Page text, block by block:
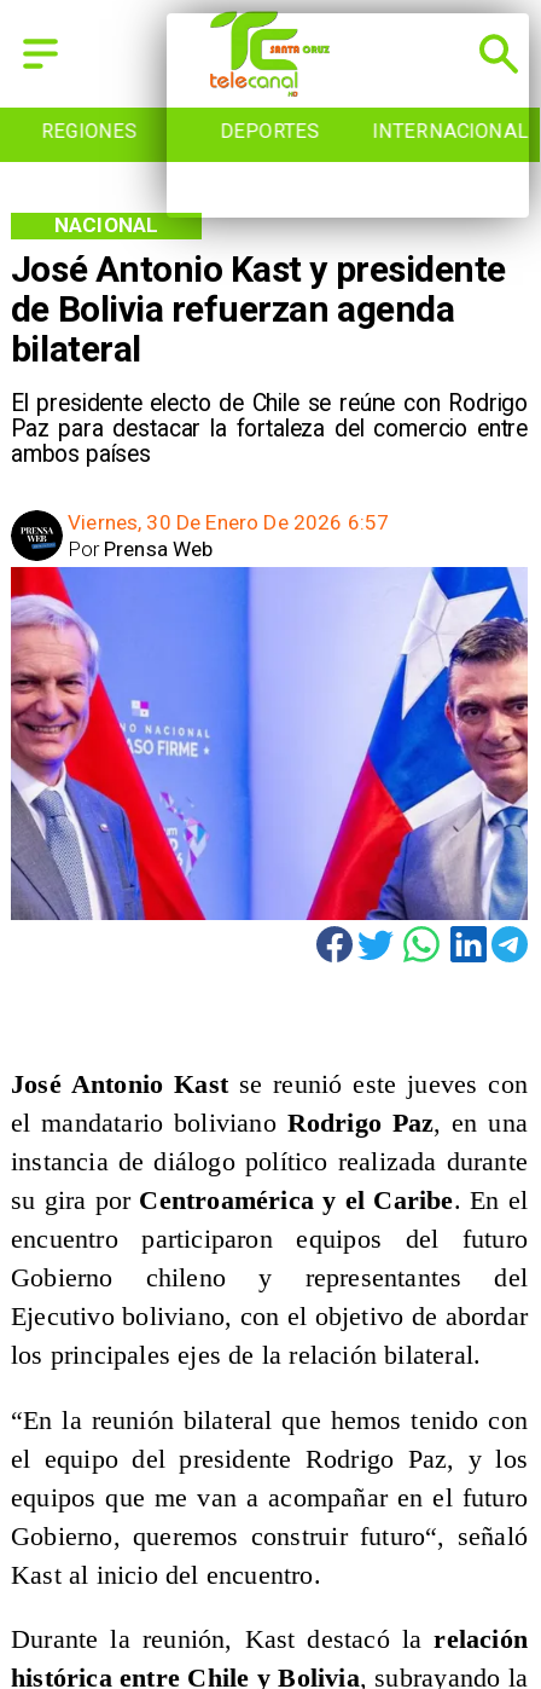
REGIONES DEPORTES INTERNACIONAL
José Antonio Kast y presidente
de Bolivia refuerzan agenda
bilateral
El presidente electo de Chile se reúne con Rodrigo
Paz para destacar la fortaleza del comercio entre
ambos países
NACIONAL
Viernes, 30 De Enero De 2026 6:57
Prensa Web
Por
José Antonio Kastse reunió este jueves con
el mandatario boliviano Rodrigo Paz, en una
instancia de diálogo político realizada durante
su gira por Centroamérica y el Caribe. En el
encuentro participaron equipos del futuro
Gobierno chileno y representantes del
Ejecutivo boliviano, con el objetivo de abordar
los principales ejes de la relación bilateral.
“En la reunión bilateral que hemos tenido con
el equipo del presidente Rodrigo Paz, y los
equipos que me van a acompañar en el futuro
Gobierno, queremos construir futuro“, señaló
Kast al inicio del encuentro.
Durante la reunión, Kast destacó larelación
histórica entre Chile y Bolivia, subrayando la